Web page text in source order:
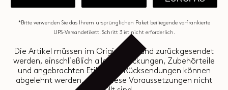
*Bitte verwenden Sie das Ihrem ursprünglichen Paket beiliegende vorfrankierte
UPS-Versandetikett. Schritt 3 ist nicht erforderlich.
Die Artikel müssen im Originalzustand zurückgesendet
werden, einschließlich aller Verpackungen, Zubehörteile
und angebrachten Etiketten. Rücksendungen können
abgelehnt werden, wenn diese Voraussetzungen nicht